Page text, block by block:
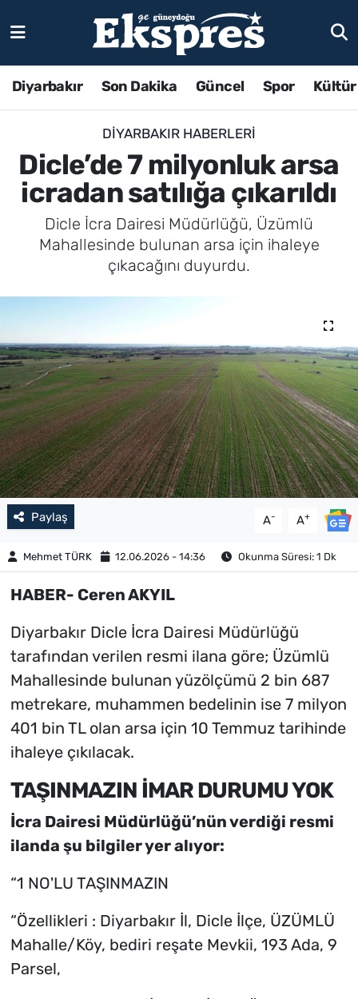
Diyarbakır Son Dakika Güncel Spor
DIYARBAKIR HABERLERI
Dicle’de 7 milyonluk arsa
icradan satılığa çıkarıldı
Dicle İcra Dairesi Müdürlüğü, Üzümlü
Mahallesinde bulunan arsa için ihaleye
çıkacağını duyurdu.
Paylaş A- A+
Mehmet TÜRK 12.06.2026 - 14:36 Okunma Süresi: 1 Dk
HABER- Ceren AKYIL
Diyarbakır Dicle İcra Dairesi Müdürlüğü
tarafından verilen resmi ilana göre; Üzümlü
Mahallesinde bulunan yüzölçümü 2 bin 687
metrekare, muhammen bedelinin ise 7 milyon
401 bin TL olan arsa için 10 Temmuz tarihinde
ihaleye çıkılacak.
TAŞINMAZIN İMAR DURUMU YOK
İcra Dairesi Müdürlüğü’nün verdiği resmi
ilanda şu bilgiler yer alıyor:
“1 NO'LU TAŞINMAZIN
“Özellikleri : Diyarbakır İl, Dicle İlçe, ÜZÜMLÜ
Mahalle/Köy, bediri reşate Mevkii, 193 Ada, 9
Parsel,